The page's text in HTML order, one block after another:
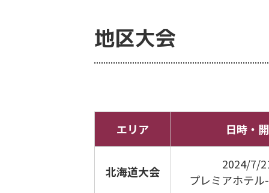
地区大会
エリア 日時・
北海道大会
2024/7/
プレミアホテル